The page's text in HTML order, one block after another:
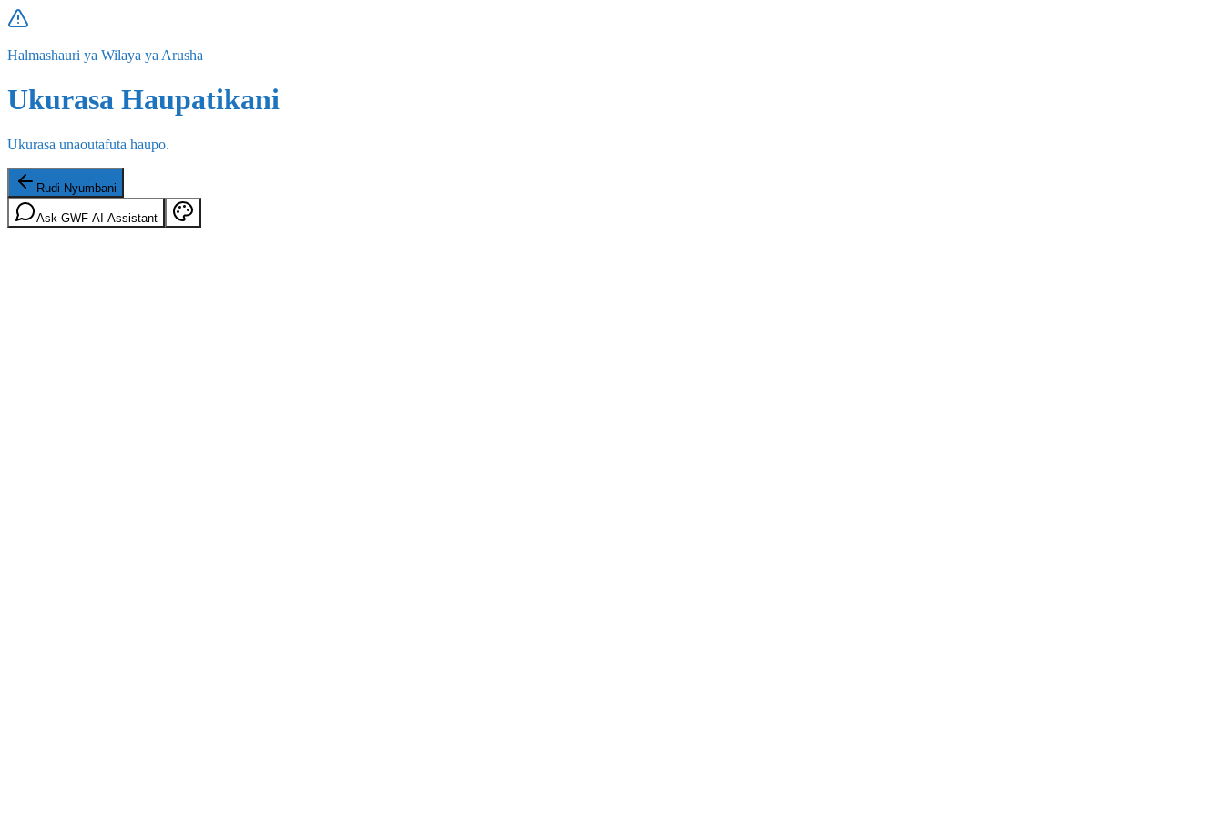
Halmashauri ya Wilaya ya Arusha
Ukurasa Haupatikani
Ukurasa unaoutafuta haupo.
Rudi Nyumbani
Ask GWF AI Assistant